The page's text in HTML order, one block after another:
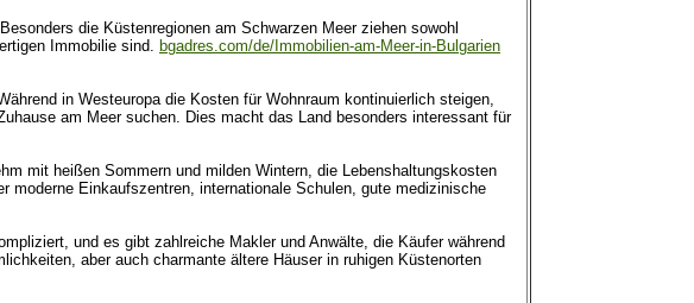
die Küstenregionen am Schwarzen Meer ziehen sowohl
Immobilie sind. bgadres.com/de/Immobilien-am-Meer-in-Bulgarien
in Westeuropa die Kosten für Wohnraum kontinuierlich steigen,
am Meer suchen. Dies macht das Land besonders interessant für
mit heißen Sommern und milden Wintern, die Lebenshaltungskosten
moderne Einkaufszentren, internationale Schulen, gute medizinische
und es gibt zahlreiche Makler und Anwälte, die Käufer während
aber auch charmante ältere Häuser in ruhigen Küstenorten